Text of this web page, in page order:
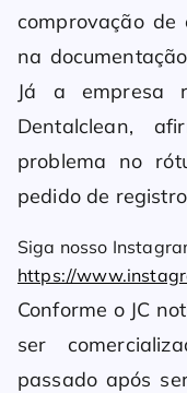
comprovação de
na
Já a empresa
Dentalclean,
problema no
pedido de
Siga nosso
https://
Conforme o JC
ser
passado após